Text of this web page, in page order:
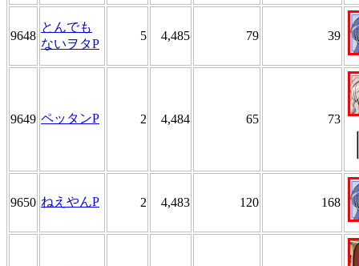
9648
とんでも
ないヲタP
5 4,485 79 39
9649 ペッタンP 2 4,484 65 73
9650 ねえやんP 2 4,483 120 168